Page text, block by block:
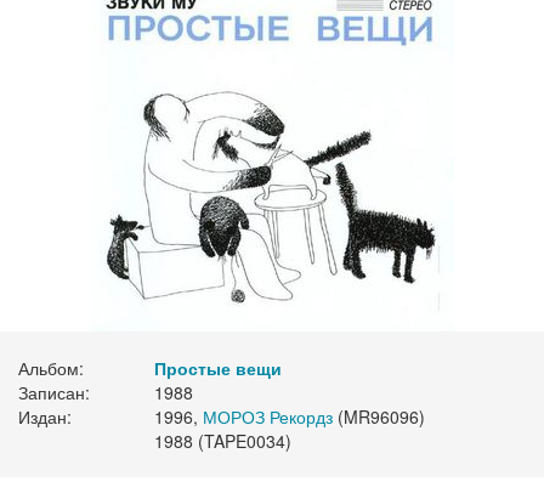
Альбом:
Простые вещи
Записан:
1988
Издан:
1996, МОРОЗ Рекордз (MR96096)
1988 (TAPE0034)